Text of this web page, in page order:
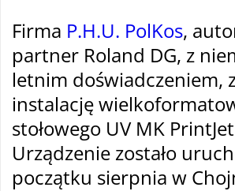
Firma P.H.U. PolKos,
partner Roland DG, z
letnim doświadczeniem,
instalację
stołowego UV MK
Urządzenie zostało
początku sierpnia w